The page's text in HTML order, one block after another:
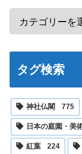
タグ検索
神社仏閣 775
日本の庭園・美
紅葉 224